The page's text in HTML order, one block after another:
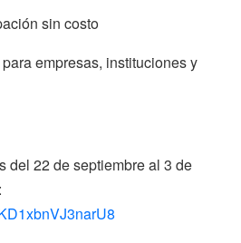
sin costo
empresas, instituciones y
del 22 de septiembre al 3 de